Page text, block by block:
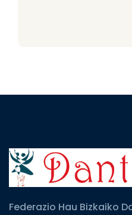
Federazio Hau Bizkaiko